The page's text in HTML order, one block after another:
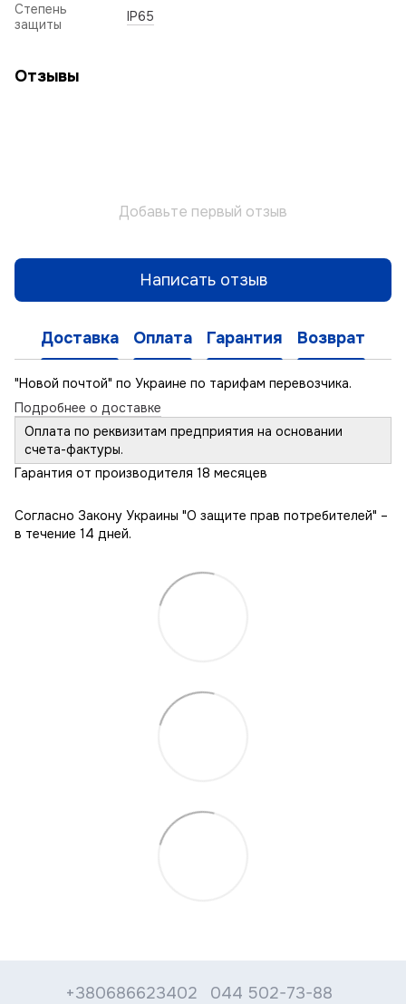
Степень
защиты
IP65
Отзывы
Добавьте первый отзыв
Написать отзыв
Доставка Оплата Гарантия Возврат
"Новой почтой" по Украине по тарифам перевозчика.
Подробнее о доставке
Оплата по реквизитам предприятия на основании
счета-фактуры.
Гарантия от производителя 18 месяцев
Согласно Закону Украины "О защите прав потребителей" –
в течение 14 дней.
+380686623402 044 502-73-88